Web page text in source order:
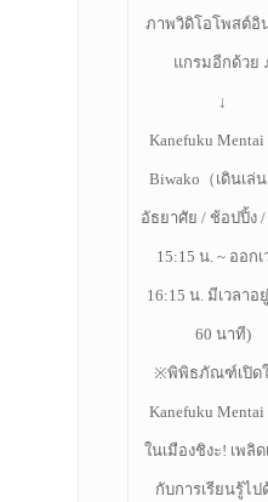
ภาพวิดิโอโพสต์อิ
แกรมอีกด้วย
↓
Kanefuku Mentai
Biwako（เดินเล่
อัธยาศัย / ช้อปปิ้ง /
15:15 น. ~ ออกเ
16:15 น. มีเวลาอ
60 นาที)
※พิพิธภัณฑ์เปิด
Kanefuku Mentai
ในเมืองชิงะ! เพลิ
กับการเรียนรู้ไป